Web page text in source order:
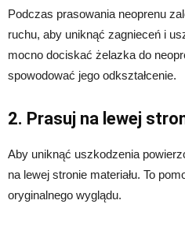
Podczas prasowania neoprenu
ruchu, aby uniknąć zagnieceń i
mocno dociskać żelazka do
spowodować jego odkształcenie.
2. Prasuj na lewej
Aby uniknąć uszkodzenia
na lewej stronie materiału. To
oryginalnego wyglądu.